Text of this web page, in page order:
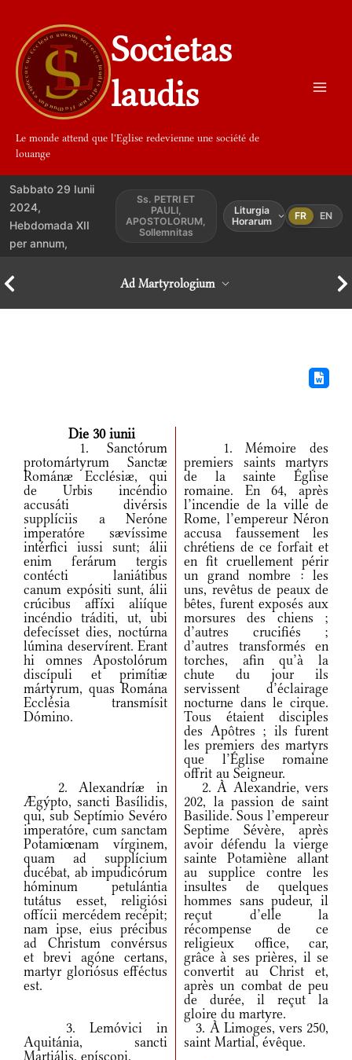
contenu
Societas
laudis
Le monde attend que l'Eglise redevienne une société de
louange
Sabbato 29 Iunii
2024,
Hebdomada XII
per annum,
Ss. PETRI ET
PAULI,
APOSTOLORUM,
Sollemnitas
Liturgia
Horarum
FR EN
Ad Martyrologium
Die 30 iunii
1. Sanctórum
protomártyrum Sanctæ
Románæ Ecclésiæ, qui
de Urbis incéndio
accusáti divérsis
supplíciis a Neróne
imperatóre sævíssime
intérfici iussi sunt; álii
enim ferárum tergis
contécti laniátibus
canum expósiti sunt, álii
crúcibus affíxi aliíque
incéndio tráditi, ut, ubi
defecísset dies, noctúrna
lúmina deservírent. Erant
hi omnes Apostolórum
discípuli et primítiæ
mártyrum, quas Romána
Ecclésia transmísit
Dómino.
1. Mémoire des
premiers saints martyrs
de la sainte Église
romaine. En 64, après
l’incendie de la ville de
Rome, l’empereur Néron
accusa faussement les
chrétiens de ce forfait et
en fit cruellement périr
un grand nombre : les
uns, revêtus de peaux de
bêtes, furent exposés aux
morsures des chiens ;
d’autres crucifiés ;
d’autres transformés en
torches, afin qu’à la
chute du jour ils
servissent d’éclairage
nocturne dans le cirque.
Tous étaient disciples
des Apôtres ; ils furent
les premiers des martyrs
que l’Église romaine
offrit au Seigneur.
2. Alexandríæ in
Ægýpto, sancti Basílidis,
qui, sub Septímio Sevéro
imperatóre, cum sanctam
Potamiœnam vírginem,
quam ad supplícium
ducébat, ab impudicórum
hóminum petulántia
tutátus esset, religiósi
offícii mercédem recépit;
nam ipse, eius précibus
ad Christum convérsus
et brevi agóne certans,
martyr gloriósus efféctus
est.
2. À Alexandrie, vers
202, la passion de saint
Basilide. Sous l’empereur
Septime Sévère, après
avoir défendu la vierge
sainte Potamiène allant
au supplice contre les
insultes de quelques
hommes sans pudeur, il
reçut d’elle la
récompense de ce
religieux office, car,
grâce à ses prières, il se
convertit au Christ et,
après un combat de peu
de durée, il reçut la
gloire du martyre.
3. Lemóvici in
Aquitánia, sancti
Martiális, epíscopi.
3. À Limoges, vers 250,
saint Martial, évêque.